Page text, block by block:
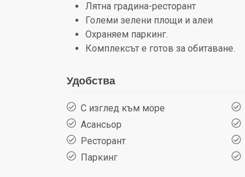
Лятна градина-ресторант
Големи зелени площи и алеи
Охраняем паркинг.
Комплексът е готов за обитаване.
Удобства
С изглед към море
Асансьор
Ресторант
Паркинг